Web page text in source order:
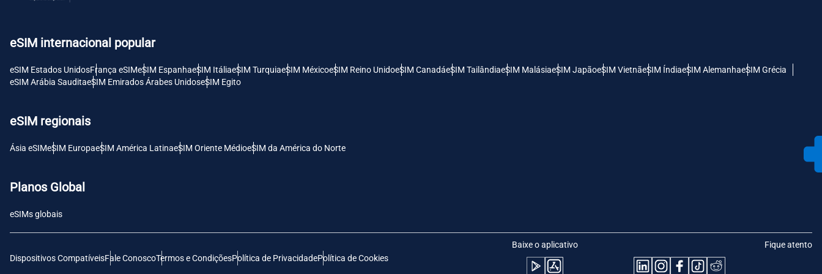
eSIM internacional popular
eSIM Estados UnidosFrança eSIMeSIM EspanhaeSIM ItáliaeSIM TurquiaeSIM MéxicoeSIM Reino UnidoeSIM CanadáeSIM TailândiaeSIM MalásiaeSIM JapãoeSIM VietnãeSIM ÍndiaeSIM AlemanhaeSIM Grécia
eSIM Arábia SauditaeSIM Emirados Árabes UnidoseSIM Egito
eSIM regionais
Ásia eSIMeSIM EuropaeSIM América LatinaeSIM Oriente MédioeSIM da América do Norte
Planos Global
eSIMs globais
Dispositivos CompatíveisFale ConoscoTermos e CondiçõesPolítica de PrivacidadePolítica de Cookies
Baixe o aplicativo Fique atento
Polski
THB - Baht Tailandês